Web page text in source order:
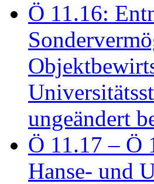
Ö 11.16:
ungeändert
Ö 11.17 – Ö
Hanse- und